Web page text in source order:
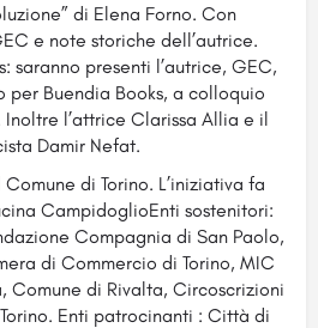
di Elena Forno. Con
e note storiche dell’autrice.
saranno presenti l’autrice, GEC,
per Buendia Books, a colloquio
l’attrice Clarissa Allia e il
Damir Nefat.
di Torino. L’iniziativa fa
CampidoglioEnti sostenitori:
Compagnia di San Paolo,
di Commercio di Torino, MIC
Comune di Rivalta, Circoscrizioni
Enti patrocinanti : Città di